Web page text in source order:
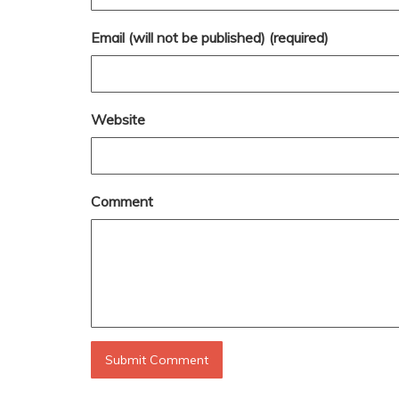
Email (will not be published) (required)
Website
Comment